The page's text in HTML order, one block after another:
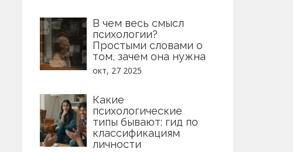
В чем весь смысл
психологии?
Простыми словами о
том, зачем она нужна
окт, 27 2025
Какие
психологические
типы бывают: гид по
классификациям
личности